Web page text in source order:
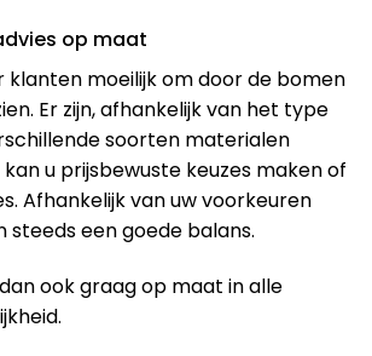
op maat
klanten moeilijk om door de bomen
Er zijn, afhankelijk van het type
soorten materialen
u prijsbewuste keuzes maken of
Afhankelijk van uw voorkeuren
steeds een goede balans.
ook graag op maat in alle